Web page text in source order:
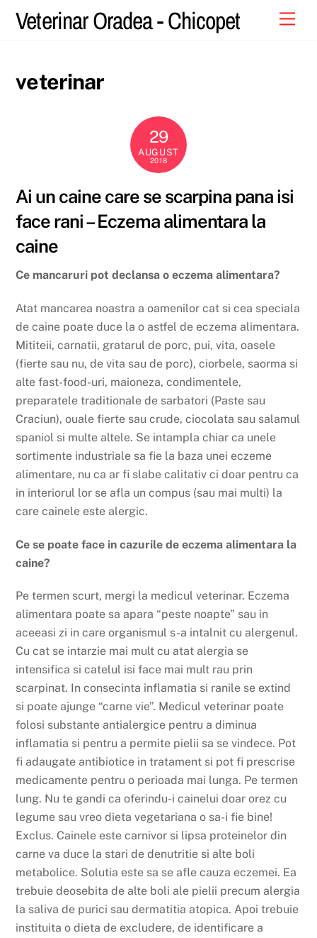
Veterinar Oradea - Chicopet
veterinar
29
AUGUST
2018
Ai un caine care se scarpina pana isi
face rani – Eczema alimentara la
caine
Ce mancaruri pot declansa o eczema alimentara?
Atat mancarea noastra a oamenilor cat si cea speciala
de caine poate duce la o astfel de eczema alimentara.
Mititeii, carnatii, gratarul de porc, pui, vita, oasele
(fierte sau nu, de vita sau de porc), ciorbele, saorma si
alte fast-food-uri, maioneza, condimentele,
preparatele traditionale de sarbatori (Paste sau
Craciun), ouale fierte sau crude, ciocolata sau salamul
spaniol si multe altele. Se intampla chiar ca unele
sortimente industriale sa fie la baza unei eczeme
alimentare, nu ca ar fi slabe calitativ ci doar pentru ca
in interiorul lor se afla un compus (sau mai multi) la
care cainele este alergic.
Ce se poate face in cazurile de eczema alimentara la
caine?
Pe termen scurt, mergi la medicul veterinar. Eczema
alimentara poate sa apara “peste noapte” sau in
aceeasi zi in care organismul s-a intalnit cu alergenul.
Cu cat se intarzie mai mult cu atat alergia se
intensifica si catelul isi face mai mult rau prin
scarpinat. In consecinta inflamatia si ranile se extind
si poate ajunge “carne vie”. Medicul veterinar poate
folosi substante antialergice pentru a diminua
inflamatia si pentru a permite pielii sa se vindece. Pot
fi adaugate antibiotice in tratament si pot fi prescrise
medicamente pentru o perioada mai lunga. Pe termen
lung. Nu te gandi ca oferindu-i cainelui doar orez cu
legume sau vreo dieta vegetariana o sa-i fie bine!
Exclus. Cainele este carnivor si lipsa proteinelor din
carne va duce la stari de denutritie si alte boli
metabolice. Solutia este sa se afle cauza eczemei. Ea
trebuie deosebita de alte boli ale pielii precum alergia
la saliva de purici sau dermatitia atopica. Apoi trebuie
instituita o dieta de excludere, de identificare a